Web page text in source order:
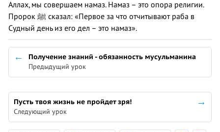
Аллах, мы совершаем намаз. Намаз – это опора религии.
Пророк ﷺ сказал: «Первое за что отчитывают раба в
Судный день из его дел – это намаз».
Получение знаний - обязанность мусульманина
Предыдущий урок
Пусть твоя жизнь не пройдет зря!
Следующий урок